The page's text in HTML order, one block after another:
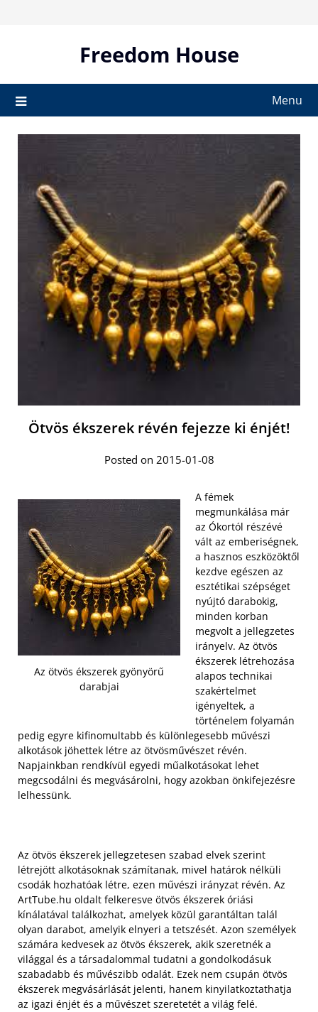
Freedom House
Menu
Ötvös ékszerek révén fejezze ki énjét!
Posted on 2015-01-08
Az ötvös ékszerek gyönyörű
darabjai
A fémek
megmunkálása már
az Ókortól részévé
vált az emberiségnek,
a hasznos eszközöktől
kezdve egészen az
esztétikai szépséget
nyújtó darabokig,
minden korban
megvolt a jellegzetes
irányelv. Az ötvös
ékszerek létrehozása
alapos technikai
szakértelmet
igényeltek, a
történelem folyamán
pedig egyre kifinomultabb és különlegesebb művészi
alkotások jöhettek létre az ötvösművészet révén.
Napjainkban rendkívül egyedi műalkotásokat lehet
megcsodálni és megvásárolni, hogy azokban önkifejezésre
lelhessünk.
Az ötvös ékszerek jellegzetesen szabad elvek szerint
létrejött alkotásoknak számítanak, mivel határok nélküli
csodák hozhatóak létre, ezen művészi irányzat révén. Az
ArtTube.hu oldalt felkeresve ötvös ékszerek óriási
kínálatával találkozhat, amelyek közül garantáltan talál
olyan darabot, amelyik elnyeri a tetszését. Azon személyek
számára kedvesek az ötvös ékszerek, akik szeretnék a
világgal és a társadalommal tudatni a gondolkodásuk
szabadabb és művészibb odalát. Ezek nem csupán ötvös
ékszerek megvásárlását jelenti, hanem kinyilatkoztathatja
az igazi énjét és a művészet szeretetét a világ felé.